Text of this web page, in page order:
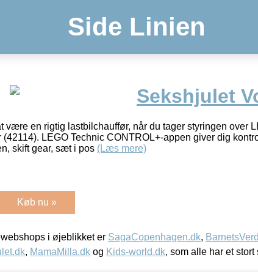
Side Linien
Sekshjulet
være en rigtig lastbilchauffør, når du tager styringen over
LEGO Technic CONTROL+-appen giver dig
skift gear, sæt i pos (Læs mere)
Køb nu »
i øjeblikket er SagaCopenhagen.dk,
, MamaMilla.dk og Kids-world.dk, som alle har et